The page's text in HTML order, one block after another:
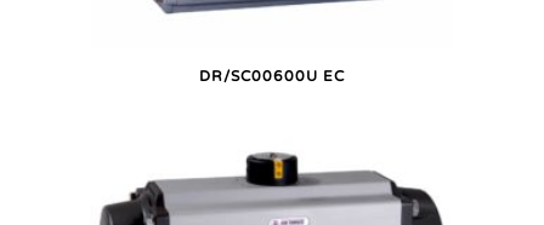
DR/SC00600U EC